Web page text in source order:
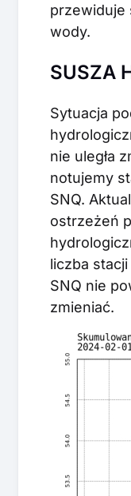
przewiduje
wody.
SUSZA
Sytuacja
nie uległa
notujemy
SNQ.
ostrzeżeń
liczba
SNQ nie
zmieniać.